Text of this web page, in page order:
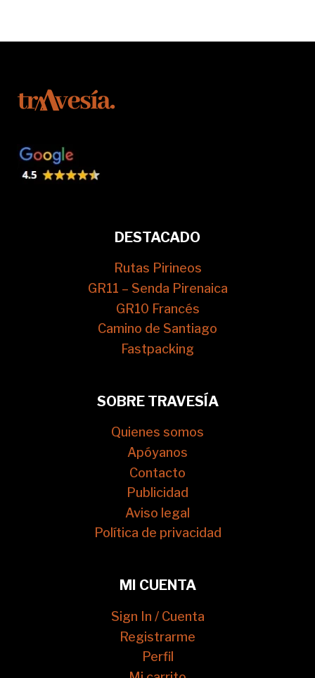
DESTACADO
Rutas Pirineos
GR11 – Senda Pirenaica
GR10 Francés
Camino de Santiago
Fastpacking
SOBRE TRAVESÍA
Quienes somos
Apóyanos
Contacto
Publicidad
Aviso legal
Política de privacidad
MI CUENTA
Sign In / Cuenta
Registrarme
Perfil